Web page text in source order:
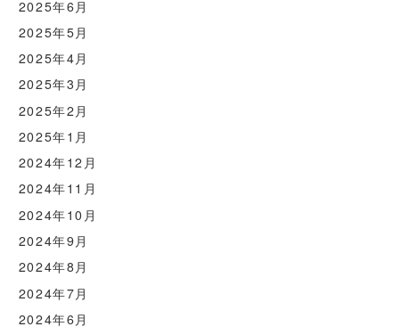
2025年6月
2025年5月
2025年4月
2025年3月
2025年2月
2025年1月
2024年12月
2024年11月
2024年10月
2024年9月
2024年8月
2024年7月
2024年6月